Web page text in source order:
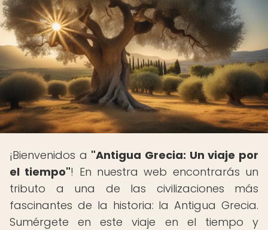
¡Bienvenidos a "Antigua Grecia: Un viaje por
el tiempo"! En nuestra web encontrarás un
tributo a una de las civilizaciones más
fascinantes de la historia: la Antigua Grecia.
Sumérgete en este viaje en el tiempo y